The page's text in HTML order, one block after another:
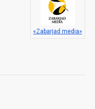
«Zabarjad media»